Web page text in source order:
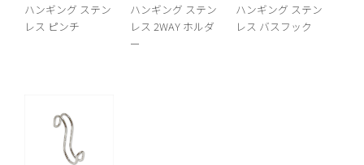
ハンギング ステン
レス ピンチ
ハンギング ステン
レス 2WAY ホルダ
ー
ハンギング ステン
レス バスフック